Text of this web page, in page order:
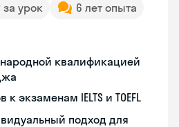
за урок
6 лет опыта
квалификацией
к экзаменам IELTS и TOEFL
подход для